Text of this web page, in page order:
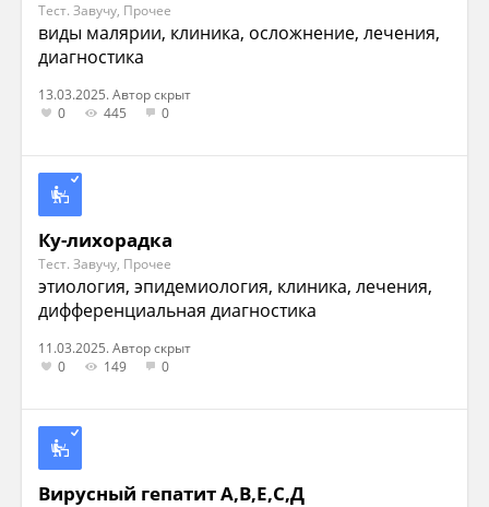
Тест. Завучу, Прочее
виды малярии, клиника, осложнение, лечения,
диагностика
13.03.2025. Автор скрыт
0
445 0
Ку-лихорадка
Тест. Завучу, Прочее
этиология, эпидемиология, клиника, лечения,
дифференциальная диагностика
11.03.2025. Автор скрыт
0
149 0
Вирусный гепатит А,В,Е,С,Д